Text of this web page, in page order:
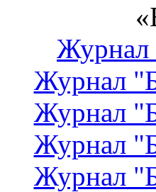
Журнал
Журнал
Журнал
Журнал
Журнал